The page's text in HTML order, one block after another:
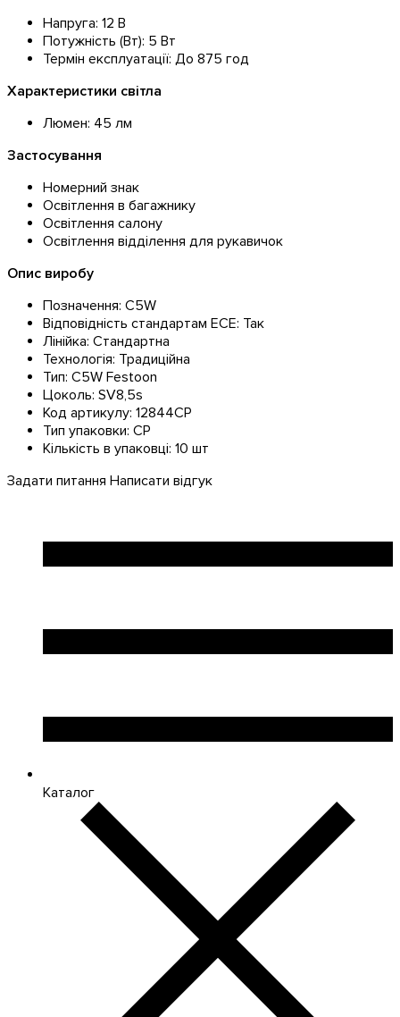
Напруга: 12 В
Потужність (Вт): 5 Вт
Термін експлуатації: До 875 год
Характеристики світла
Люмен: 45 лм
Застосування
Номерний знак
Освітлення в багажнику
Освітлення салону
Освітлення відділення для рукавичок
Опис виробу
Позначення: C5W
Відповідність стандартам ЕСЕ: Так
Лінійка: Стандартна
Технологія: Традиційна
Тип: C5W Festoon
Цоколь: SV8,5s
Код артикулу: 12844CP
Тип упаковки: CP
Кількість в упаковці: 10 шт
Задати питання Написати відгук
Каталог